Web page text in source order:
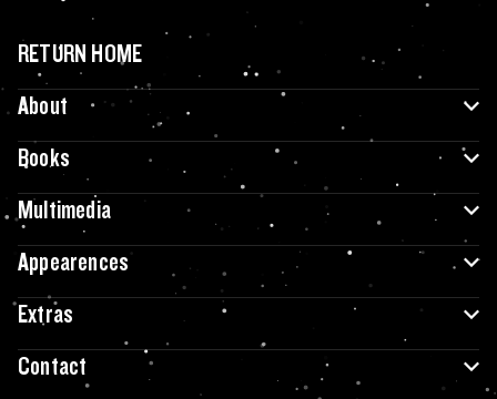
RETURN HOME
About
Books
Multimedia
Appearences
Extras
Contact